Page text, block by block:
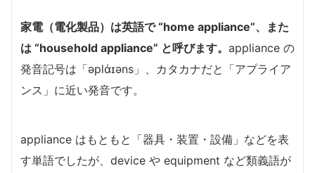
家電（電化製品）は英語で “home appliance”、また
は “household appliance” と呼びます。 appliance の
発音記号は「əplάɪəns」、カタカナだと「アプライア
ンス」に近い発音です。
appliance はもともと「器具・装置・設備」などを表
す単語でしたが、device や equipment など類義語が